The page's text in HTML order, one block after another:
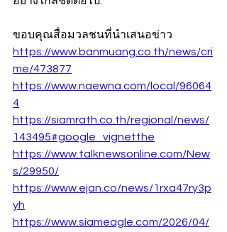
ขอบคุณสื่อมวลชนที่นำเสนอข่าว
https://www.banmuang.co.th/news/cri
me/473877
https://www.naewna.com/local/96064
4
https://siamrath.co.th/regional/news/
143495#google_vignetthe
https://www.talknewsonline.com/New
s/29950/
https://www.ejan.co/news/1rxa47ry3p
yh
https://www.siameagle.com/2026/04/